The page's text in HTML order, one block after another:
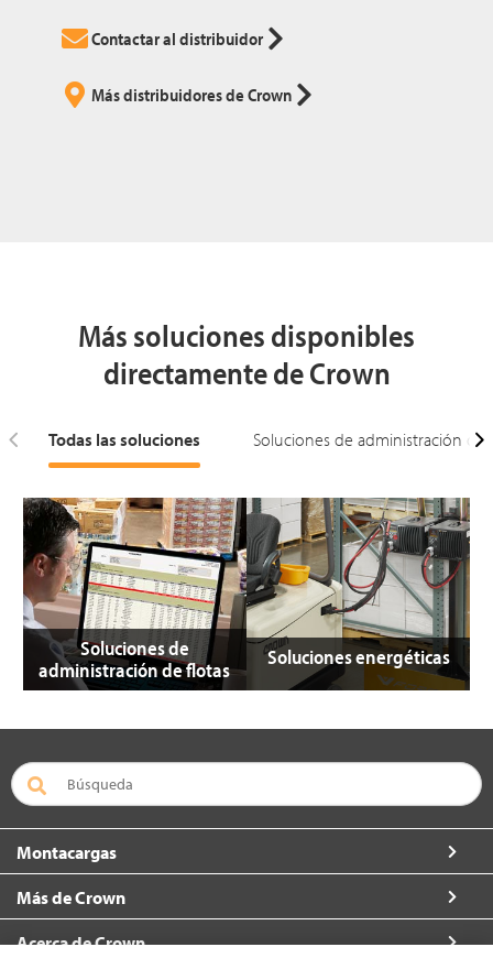
Contactar al distribuidor
Más distribuidores de Crown
Más soluciones disponibles
directamente de Crown
Todas las soluciones Soluciones de administración de
Soluciones de
administración de flotas
Soluciones energéticas
Montacargas
Más de Crown
Acerca de Crown